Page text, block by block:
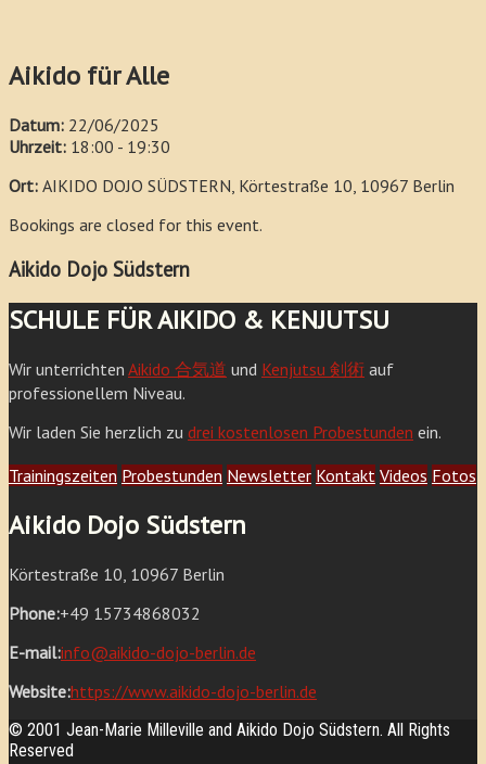
Aikido für Alle
Datum: 22/06/2025
Uhrzeit: 18:00 - 19:30
Ort: AIKIDO DOJO SÜDSTERN, Körtestraße 10, 10967 Berlin
Bookings are closed for this event.
Aikido Dojo Südstern
SCHULE FÜR AIKIDO & KENJUTSU
Wir unterrichten Aikido 合気道 und Kenjutsu 剣術 auf
professionellem Niveau.
Wir laden Sie herzlich zu drei kostenlosen Probestunden ein.
Trainingszeiten Probestunden Newsletter Kontakt Videos Fotos
Aikido Dojo Südstern
Körtestraße 10, 10967 Berlin
Phone:+49 15734868032
E-mail:info@aikido-dojo-berlin.de
Website:https://www.aikido-dojo-berlin.de
© 2001 Jean-Marie Milleville and Aikido Dojo Südstern. All Rights
Reserved